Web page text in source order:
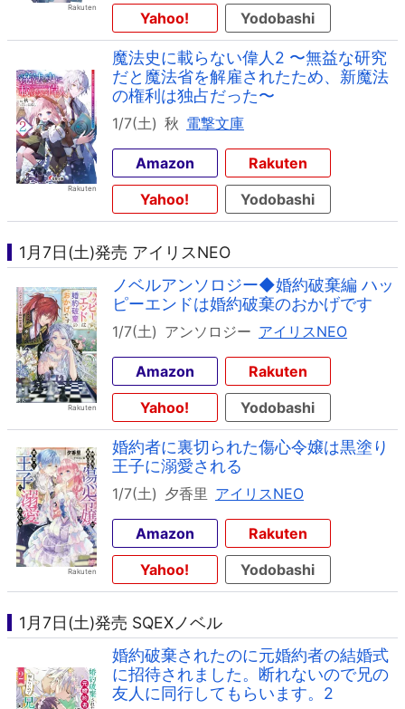
Yahoo!
Yodobashi
魔法史に載らない偉人2 〜無益な研究
だと魔法省を解雇されたため、新魔法
の権利は独占だった〜
1/7(土) 秋 電撃文庫
Amazon
Rakuten
Yahoo!
Yodobashi
1月7日(土)発売 アイリスNEO
ノベルアンソロジー◆婚約破棄編 ハッ
ピーエンドは婚約破棄のおかげです
1/7(土) アンソロジー アイリスNEO
Amazon
Rakuten
Yahoo!
Yodobashi
婚約者に裏切られた傷心令嬢は黒塗り
王子に溺愛される
1/7(土) 夕香里 アイリスNEO
Amazon
Rakuten
Yahoo!
Yodobashi
1月7日(土)発売 SQEXノベル
婚約破棄されたのに元婚約者の結婚式
に招待されました。断れないので兄の
友人に同行してもらいます。2